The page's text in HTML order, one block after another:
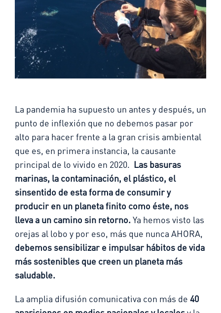
La pandemia ha supuesto un antes y después, un
punto de inflexión que no debemos pasar por
alto para hacer frente a la gran crisis ambiental
que es, en primera instancia, la causante
principal de lo vivido en 2020. Las basuras
marinas, la contaminación, el plástico, el
sinsentido de esta forma de consumir y
producir en un planeta finito como éste, nos
lleva a un camino sin retorno. Ya hemos visto las
orejas al lobo y por eso, más que nunca AHORA,
debemos sensibilizar e impulsar hábitos de vida
más sostenibles que creen un planeta más
saludable.
La amplia difusión comunicativa con más de 40